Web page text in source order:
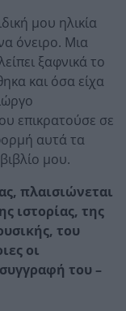
μου ηλικία
όνειρο. Μια
ξαφνικά το
και όσα είχα
επικρατούσε σε
αυτά τα
μου.
πλαισιώνεται
ιστορίας, της
του
οι
του –